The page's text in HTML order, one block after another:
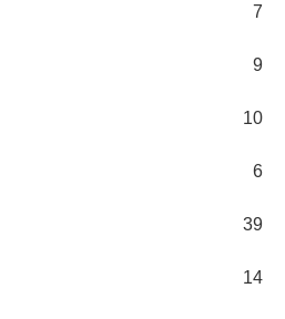
7
9
10
6
39
14